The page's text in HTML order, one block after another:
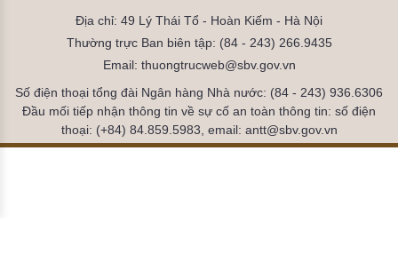
Địa chỉ: 49 Lý Thái Tổ - Hoàn Kiếm - Hà Nội
Thường trực Ban biên tập: (84 - 243) 266.9435
Email: thuongtrucweb@sbv.gov.vn
Số điện thoại tổng đài Ngân hàng Nhà nước: (84 - 243) 936.6306
Đầu mối tiếp nhận thông tin về sự cố an toàn thông tin: số điện
thoại: (+84) 84.859.5983, email: antt@sbv.gov.vn